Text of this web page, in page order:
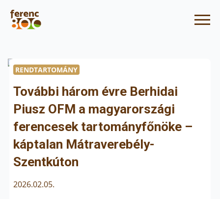
RENDTARTOMÁNY
További három évre Berhidai
Piusz OFM a magyarországi
ferencesek tartományfőnöke –
káptalan Mátraverebély-
Szentkúton
2026.02.05.